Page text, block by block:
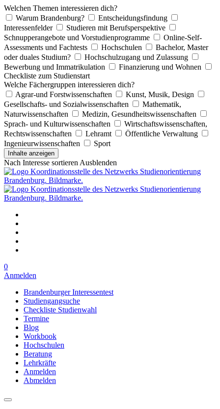
Welchen Themen interessieren dich?
Warum Brandenburg?
Entscheidungsfindung
Interessenfelder
Studieren mit Berufsperspektive
Schnupperangebote und Vorstudienprogramme
Online-Self-
Assessments und Fachtests
Hochschulen
Bachelor, Master
oder duales Studium?
Hochschulzugang und Zulassung
Bewerbung und Immatrikulation
Finanzierung und Wohnen
Checkliste zum Studienstart
Welche Fächergruppen interessieren dich?
Agrar-und Forstwissenschaften
Kunst, Musik, Design
Gesellschafts- und Sozialwissenschaften
Mathematik,
Naturwissenschaften
Medizin, Gesundheitswissenschaften
Sprach- und Kulturwissenschaften
Wirtschaftswissenschaften,
Rechtswissenschaften
Lehramt
Öffentliche Verwaltung
Ingenieurwissenschaften
Sport
Inhalte anzeigen
Nach Interesse sortieren Ausblenden
0
Anmelden
Brandenburger Interessentest
Studiengangsuche
Checkliste Studienwahl
Termine
Blog
Workbook
Hochschulen
Beratung
Lehrkräfte
Anmelden
Abmelden